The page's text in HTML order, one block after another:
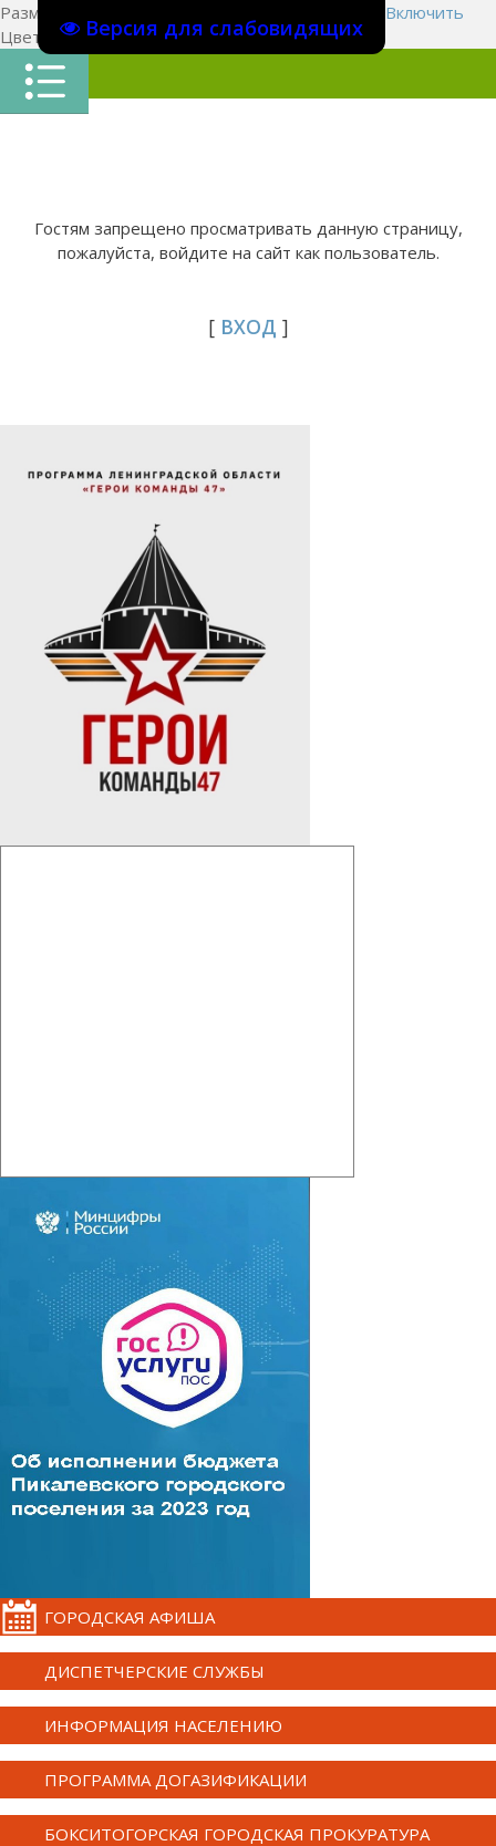
Версия для слабовидящих
Размер шрифта:
Включить
Цвет сайтаЦ Ц Ц Х
Гостям запрещено просматривать данную страницу,
пожалуйста, войдите на сайт как пользователь.
[ ВХОД ]
ГОРОДСКАЯ АФИША
ДИСПЕТЧЕРСКИЕ СЛУЖБЫ
ИНФОРМАЦИЯ НАСЕЛЕНИЮ
ПРОГРАММА ДОГАЗИФИКАЦИИ
БОКСИТОГОРСКАЯ ГОРОДСКАЯ ПРОКУРАТУРА